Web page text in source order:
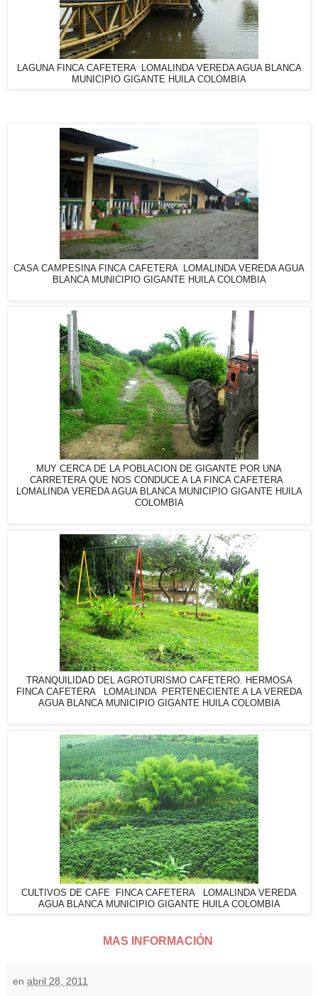
LAGUNA FINCA CAFETERA LOMALINDA VEREDA AGUA BLANCA
MUNICIPIO GIGANTE HUILA COLOMBIA
CASA CAMPESINA FINCA CAFETERA LOMALINDA VEREDA AGUA
BLANCA MUNICIPIO GIGANTE HUILA COLOMBIA
MUY CERCA DE LA POBLACION DE GIGANTE POR UNA
CARRETERA QUE NOS CONDUCE A LA FINCA CAFETERA
LOMALINDA VEREDA AGUA BLANCA MUNICIPIO GIGANTE HUILA
COLOMBIA
TRANQUILIDAD DEL AGROTURISMO CAFETERO. HERMOSA
FINCA CAFETERA LOMALINDA PERTENECIENTE A LA VEREDA
AGUA BLANCA MUNICIPIO GIGANTE HUILA COLOMBIA
CULTIVOS DE CAFE FINCA CAFETERA LOMALINDA VEREDA
AGUA BLANCA MUNICIPIO GIGANTE HUILA COLOMBIA
MAS INFORMACIÓN
en abril 28, 2011